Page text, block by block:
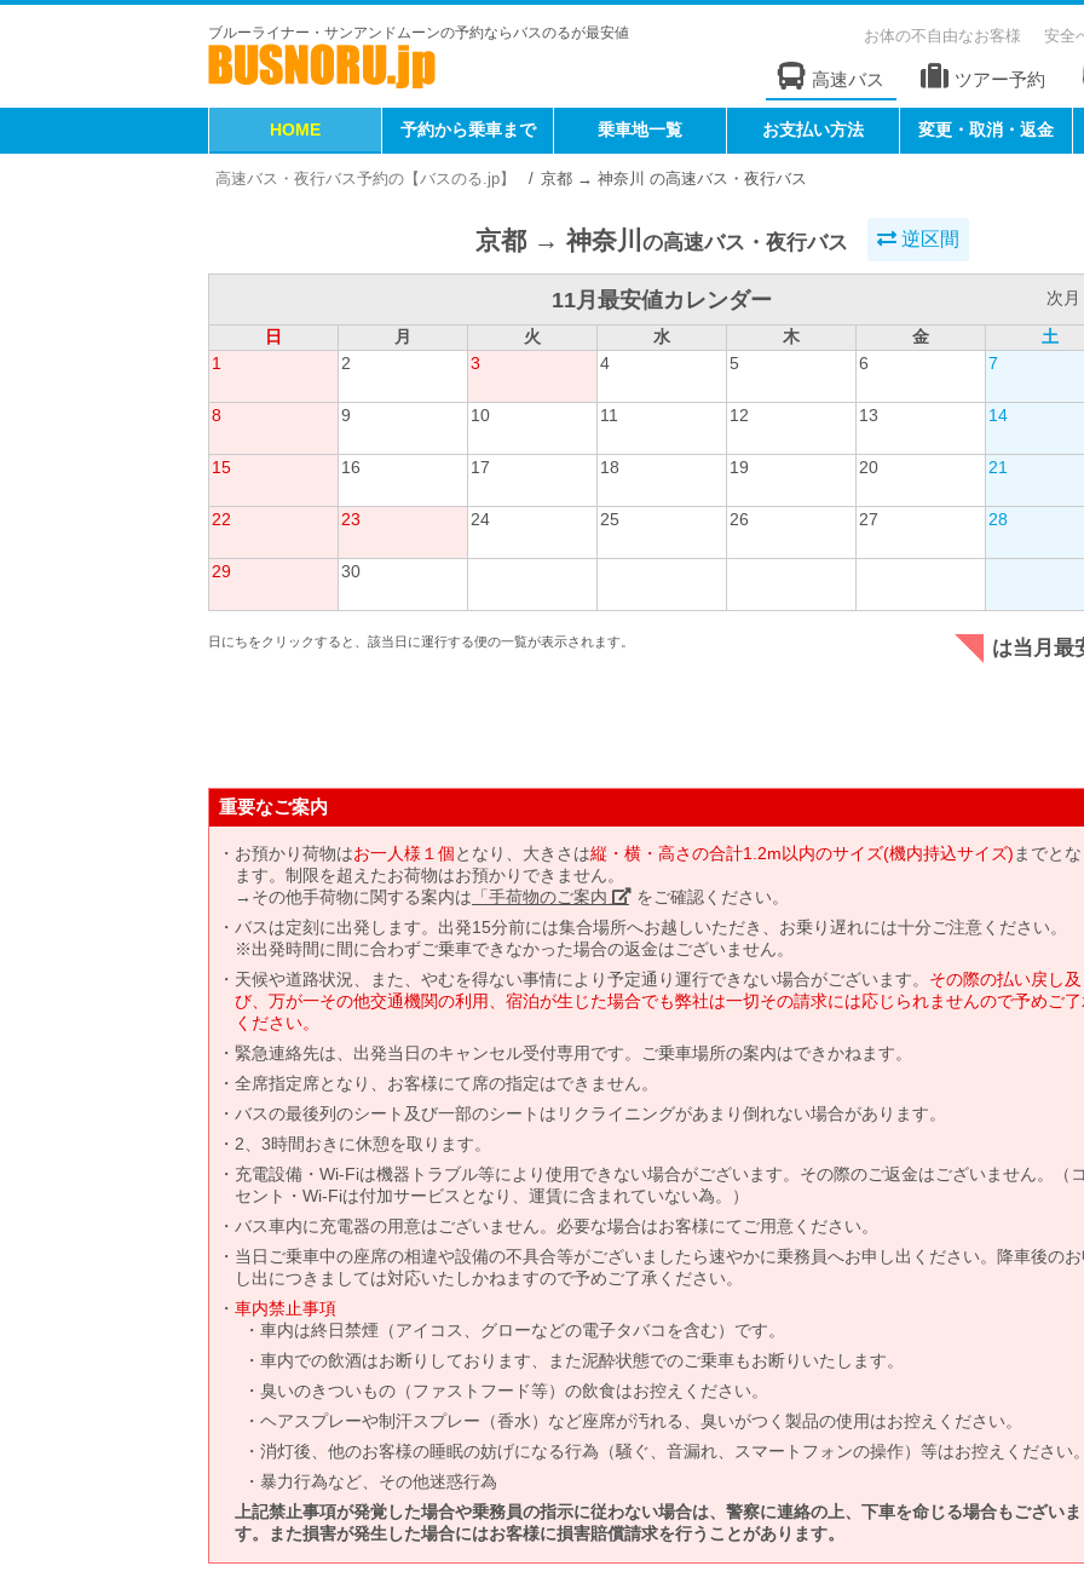
ブルーライナー・サンアンドムーンの予約ならバスのるが最安値 お体の不自由なお客様 安全
高速バス ツアー予約
HOME 予約から乗車まで 乗車地一覧 お支払い方法 変更・取消・返金
高速バス・夜行バス予約の【バスのる.jp】 京都 → 神奈川 の高速バス・夜行バス
京都 → 神奈川 の高速バス・夜行バス 逆区間
11月最安値カレンダー
次月
日
月 火 水 木 金
土
1
2 3 4 5 6 7
8 9 10 11 12 13 14
15 16 17 18 19 20 21
22 23 24 25 26 27 28
29 30
日にちをクリックすると、該当日に運行する便の一覧が表示されます。 は当月最
重要なご案内
お預かり荷物はお一人様１個となり、大きさは縦・横・高さの合計1.2m以内のサイズ(機内持込サイズ) までと
ます。制限を超えたお荷物はお預かりできません。
→その他手荷物に関する案内は 「手荷物のご案内」 をご確認ください。
バスは定刻に出発します。出発15分前には集合場所へお越しいただき、お乗り遅れには十分ご注意ください。
※出発時間に間に合わずご乗車できなかった場合の返金はございません。
天候や道路状況、また、やむを得ない事情により予定通り運行できない場合がございます。 その際の払い戻し及
び、万が一その他交通機関の利用、宿泊が生じた場合でも弊社は一切その請求には応じられませんので予めご
ください。
緊急連絡先は、出発当日のキャンセル受付専用です。ご乗車場所の案内はできかねます。
全席指定席となり、お客様にて席の指定はできません。
バスの最後列のシート及び一部のシートはリクライニングがあまり倒れない場合があります。
2、3時間おきに休憩を取ります。
充電設備・Wi-Fiは機器トラブル等により使用できない場合がございます。その際のご返金はございません。（
セント・Wi-Fiは付加サービスとなり、運賃に含まれていない為。）
バス車内に充電器の用意はございません。必要な場合はお客様にてご用意ください。
当日ご乗車中の座席の相違や設備の不具合等がございましたら速やかに乗務員へお申し出ください。降車後の
し出につきましては対応いたしかねますので予めご了承ください。
車内禁止事項
車内は終日禁煙（アイコス、グローなどの電子タバコを含む）です。
車内での飲酒はお断りしております、また泥酔状態でのご乗車もお断りいたします。
臭いのきついもの（ファストフード等）の飲食はお控えください。
ヘアスプレーや制汗スプレー（香水）など座席が汚れる、臭いがつく製品の使用はお控えください。
消灯後、他のお客様の睡眠の妨げになる行為（騒ぐ、音漏れ、スマートフォンの操作）等はお控えください
暴力行為など、その他迷惑行為
上記禁止事項が発覚した場合や乗務員の指示に従わない場合は、警察に連絡の上、下車を命じる場合もございま
す。また損害が発生した場合にはお客様に損害賠償請求を行うことがあります。